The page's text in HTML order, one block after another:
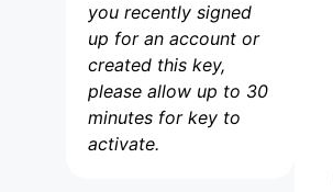
you recently signed
up for an account or
created this key,
please allow up to 30
minutes for key to
activate.